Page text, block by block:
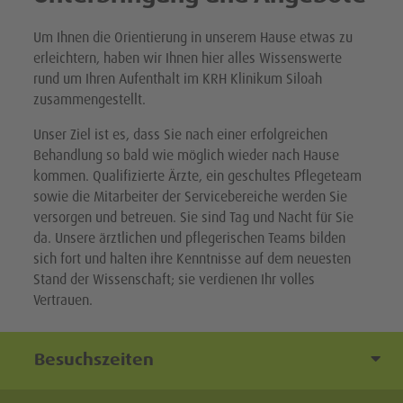
Hämatologie, Onkologie und Immunologie
Kardiologie, Rhythmologie und internistische
Intensivmedizin
Nephrologie, Angiologie und Rheumatologie
Palliativmedizin
Pneumologie, Intensiv- und Schlafmedizin
Thorax- und Gefäßchirurgie
Urologie
Hodenkrebszentrum
Krebszentrum
LeberCentrum
Nierenkrebszentrum
Ösophaguskarzinomzentrum
Pankreaskarzinomzentrum
Prostatakrebszentrum
Zentrum für Lymphome, Leukämien und Multiple Myelome
Endometrioseklinik
Hernienzentrum
Interdisziplinäres Gefäßzentrum
Refluxzentrum
Qualitäts- und Risikomanagement
Geschichte
Um Ihnen die Orientierung in unserem Hause etwas zu
erleichtern, haben wir Ihnen hier alles Wissenswerte
rund um Ihren Aufenthalt im KRH Klinikum Siloah
zusammengestellt.
Unser Ziel ist es, dass Sie nach einer erfolgreichen
Behandlung so bald wie möglich wieder nach Hause
kommen. Qualifizierte Ärzte, ein geschultes Pflegeteam
sowie die Mitarbeiter der Servicebereiche werden Sie
versorgen und betreuen. Sie sind Tag und Nacht für Sie
da. Unsere ärztlichen und pflegerischen Teams bilden
sich fort und halten ihre Kenntnisse auf dem neuesten
Stand der Wissenschaft; sie verdienen Ihr volles
Vertrauen.
Besuchszeiten